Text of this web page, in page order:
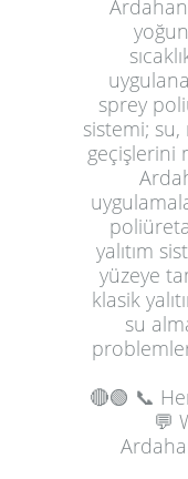
sprey
sistemi; su,
geçişlerini
yalıtım
yüzeye
klasik
su
🔴🟢 📞
💬